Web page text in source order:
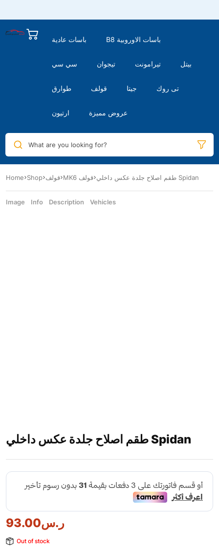
باسات عادية B8 باسات الاوروبية
سي سي تيجوان تيرامونت بيتل
طوارق قولف جيتا تى روك
ارتيون عروض مميزة
What are you looking for?
Home Shop قولف MK6 قولف طقم اصلاح جلدة عكس داخلي Spidan
Image Info Description Vehicles
طقم اصلاح جلدة عكس داخلي Spidan
ر.س93.00
Out of stock